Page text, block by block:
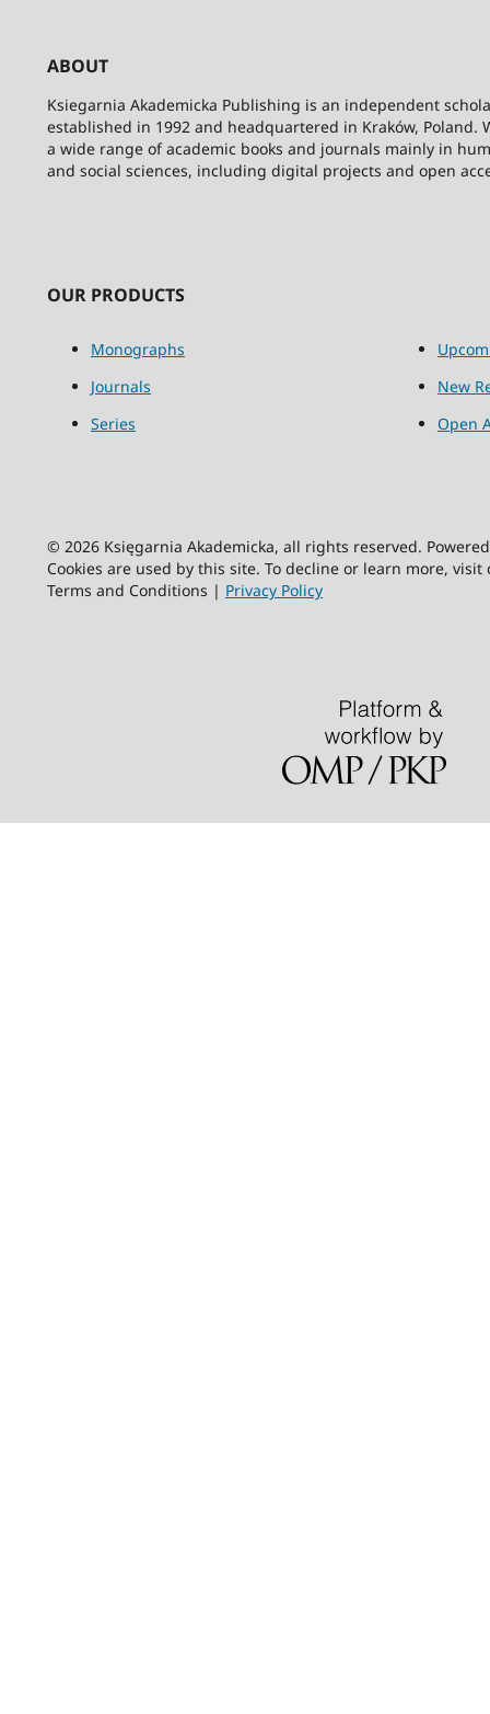
ABOUT
Ksiegarnia Akademicka Publishing is an independent
established in 1992 and headquartered in Kraków, Poland.
a wide range of academic books and journals mainly in
and social sciences, including digital projects and open
OUR PRODUCTS
Monographs
Journals
Series
New
Open
© 2026 Księgarnia Akademicka, all rights reserved.
Cookies are used by this site. To decline or learn more,
Terms and Conditions | Privacy Policy